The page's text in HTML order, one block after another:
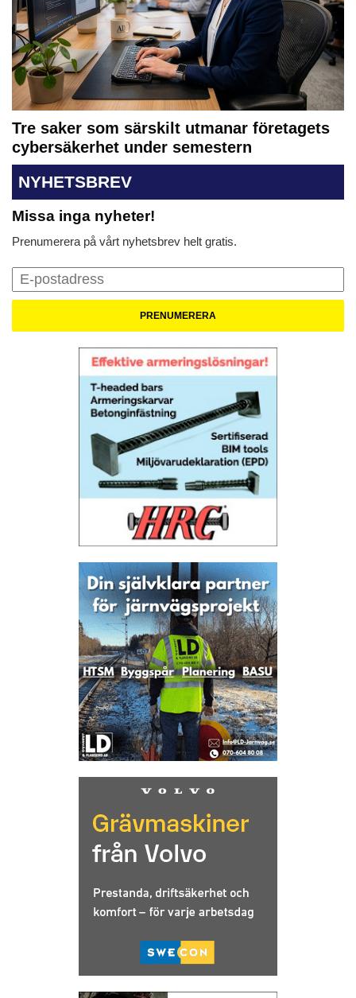
Tre saker som särskilt utmanar företagets
cybersäkerhet under semestern
NYHETSBREV
Missa inga nyheter!
Prenumerera på vårt nyhetsbrev helt gratis.